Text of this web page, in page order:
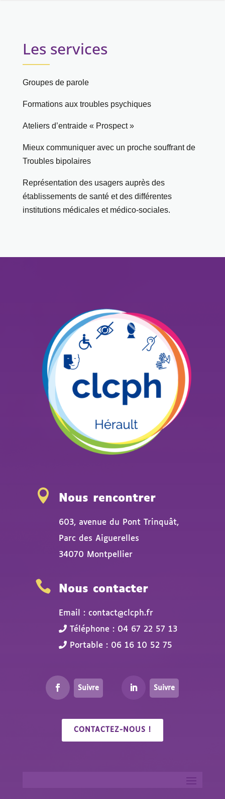
Les services
Groupes de parole
Formations aux troubles psychiques
Ateliers d’entraide « Prospect »
Mieux communiquer avec un proche souffrant de
Troubles bipolaires
Représentation des usagers auprès des
établissements de santé et des différentes
institutions médicales et médico-sociales.
 Nous rencontrer
603, avenue du Pont Trinquât,
Parc des Aiguerelles
34070 Montpellier
 Nous contacter
Email : contact@clcph.fr
Téléphone : 04 67 22 57 13
Portable : 06 16 10 52 75
Suivre Suivre
CONTACTEZ-NOUS !